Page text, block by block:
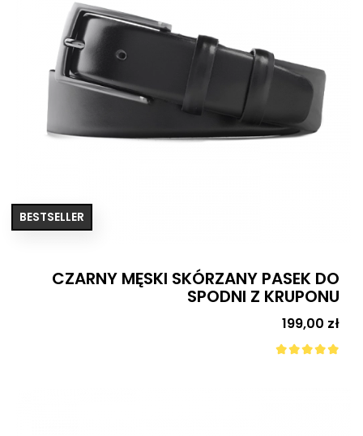
BESTSELLER
CZARNY MĘSKI SKÓRZANY PASEK DO
SPODNI Z KRUPONU
Cena
199,00 zł